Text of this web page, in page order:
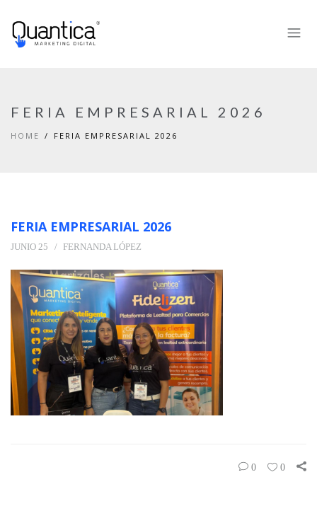
FERIA EMPRESARIAL 2026
HOME FERIA EMPRESARIAL 2026
FERIA EMPRESARIAL 2026
JUNIO 25 FERNANDA LÓPEZ
0 0